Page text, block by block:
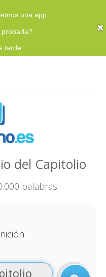
una app
tarde
del Capitolio
palabras